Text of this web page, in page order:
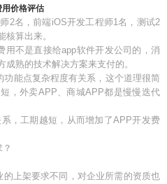
价格评估
2名，前端iOS开发工程师1名，测试2
算出来。
不是直接给app软件开发公司的，消
熟的技术解决方案来支付的。
能点复杂程度有关系，这个道理很简
，外卖APP、商城APP都是慢慢迭代
，工期越短，从而增加了APP开发费
上架要求不同，对企业所需的资质也